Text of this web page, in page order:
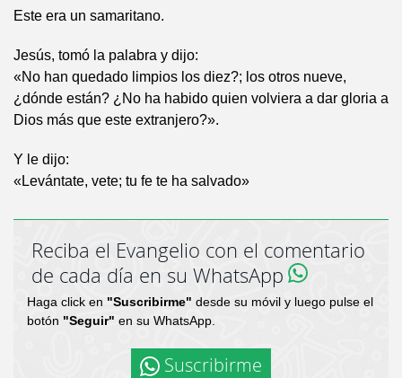
Este era un samaritano.
Jesús, tomó la palabra y dijo:
«No han quedado limpios los diez?; los otros nueve,
¿dónde están? ¿No ha habido quien volviera a dar gloria a
Dios más que este extranjero?».
Y le dijo:
«Levántate, vete; tu fe te ha salvado»
Reciba el Evangelio con el comentario
de cada día en su WhatsApp
Haga click en "Suscribirme" desde su móvil y luego pulse el
botón "Seguir" en su WhatsApp.
Suscribirme